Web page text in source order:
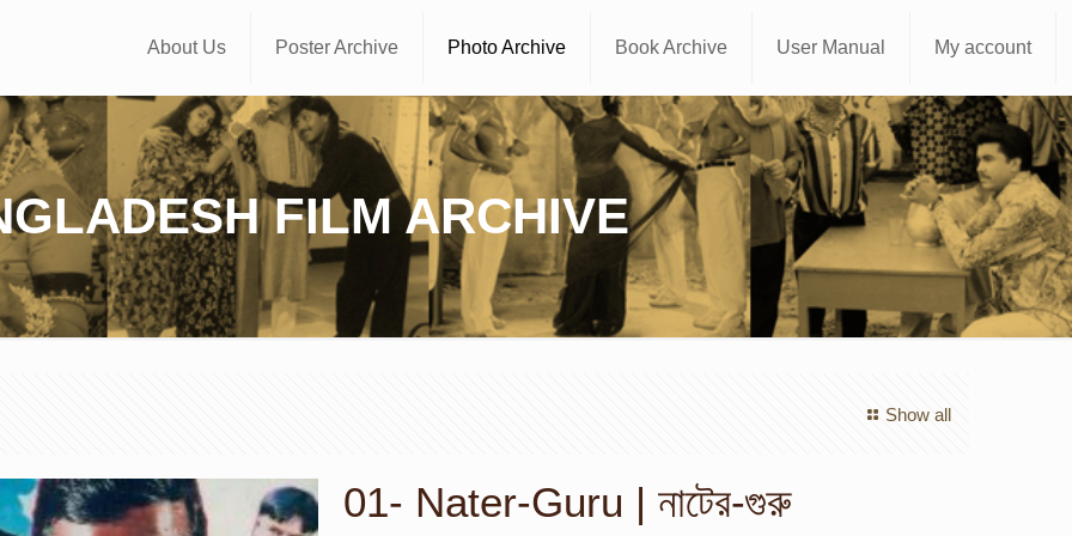
About Us Poster Archive Photo Archive Book Archive User Manual My account
FILM ARCHIVE
Show all
01- Nater-Guru | নাটের-গুরু